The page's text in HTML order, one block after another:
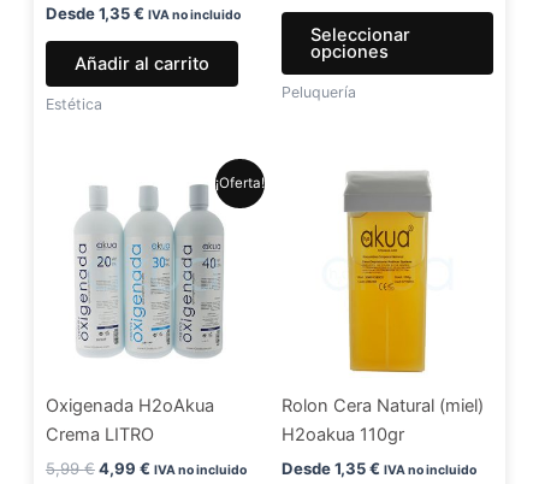
Desde1,35€ IVA no incluido
Añadir al carrito
Estética
Seleccionar
opciones
en
Peluquería
¡Oferta!
Oxigenada H2oAkua
Crema LITRO
5,99€
original
era:
5,99 €.
4,99 €
precio
actual
4,99 €.
IVA no incluido
Este
producto
pueden
elegir
Rolon Cera Natural (miel)
H2oakua 110gr
Desde1,35€ IVA no incluido